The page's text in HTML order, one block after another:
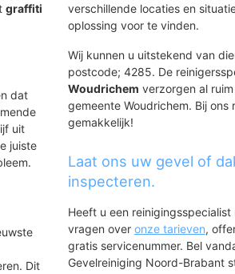
graffiti
dat
uit
juiste
Dit
verschillende locaties en
oplossing voor te vinden.
Wij kunnen u uitstekend van
postcode; 4285. De
Woudrichem verzorgen al
gemeente Woudrichem. Bij
gemakkelijk!
Laat ons uw gevel of
inspecteren.
Heeft u een
vragen over onze tarieven,
gratis servicenummer. Bel
Gevelreiniging Noord-Brabant